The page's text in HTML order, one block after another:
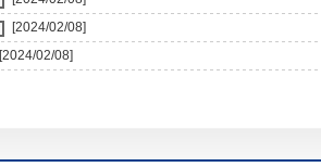
[2024/02/08]
[2024/02/08]